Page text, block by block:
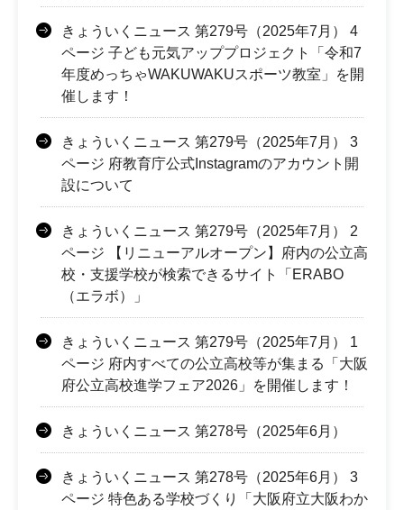
きょういくニュース 第279号（2025年7月） 4
ページ 子ども元気アッププロジェクト「令和7
年度めっちゃWAKUWAKUスポーツ教室」を開
催します！
きょういくニュース 第279号（2025年7月） 3
ページ 府教育庁公式Instagramのアカウント開
設について
きょういくニュース 第279号（2025年7月） 2
ページ 【リニューアルオープン】府内の公立高
校・支援学校が検索できるサイト「ERABO
（エラボ）」
きょういくニュース 第279号（2025年7月） 1
ページ 府内すべての公立高校等が集まる「大阪
府公立高校進学フェア2026」を開催します！
きょういくニュース 第278号（2025年6月）
きょういくニュース 第278号（2025年6月） 3
ページ 特色ある学校づくり「大阪府立大阪わか